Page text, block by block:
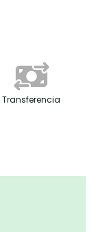
Transferencia